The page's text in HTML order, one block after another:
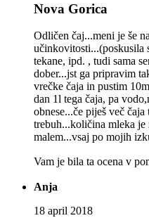
Nova Gorica
Odličen čaj...meni je še
učinkovitosti...(poskusila
tekane, ipd. , tudi sama
dober...jst ga pripravim
vrečke čaja in pustim
dan 1l tega čaja, pa
obnese...če piješ več
trebuh...količina mleka je
malem...vsaj po mojih
Vam je bila ta ocena v
Anja
18 april 2018